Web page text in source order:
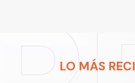
LO MÁS